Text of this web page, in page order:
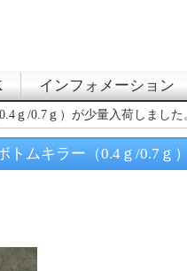
インフォメーション
ｇ/0.7ｇ）が少量入荷しました
トムキラー（0.4ｇ/0.7